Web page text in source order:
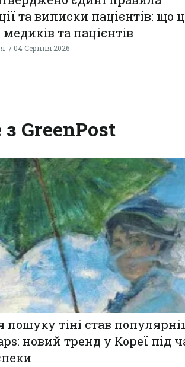
та виписки пацієнтів: що
та пацієнтів
04 Серпня 2026
GreenPost
пошуку тіні став
новий тренд у Кореї під